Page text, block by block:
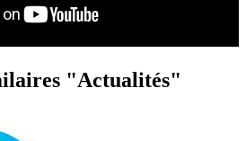
"Actualités"